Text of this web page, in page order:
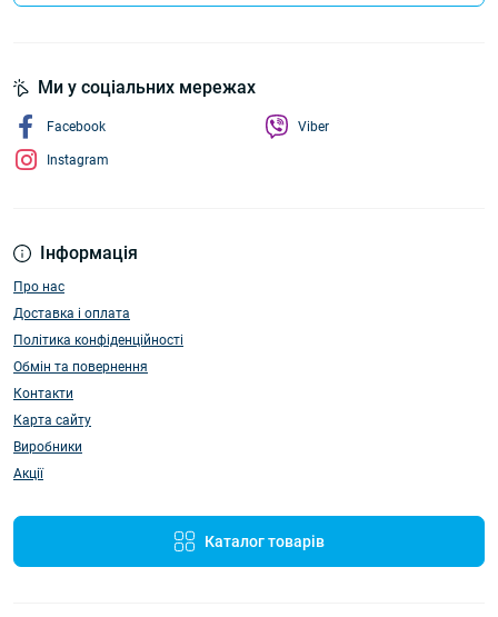
Інформація
Про нас
Доставка і оплата
Політика конфіденційності
Обмін та повернення
Контакти
Карта сайту
Виробники
Акції
Каталог товарів
Ми у соціальних мережах
Facebook
Instagram
Viber